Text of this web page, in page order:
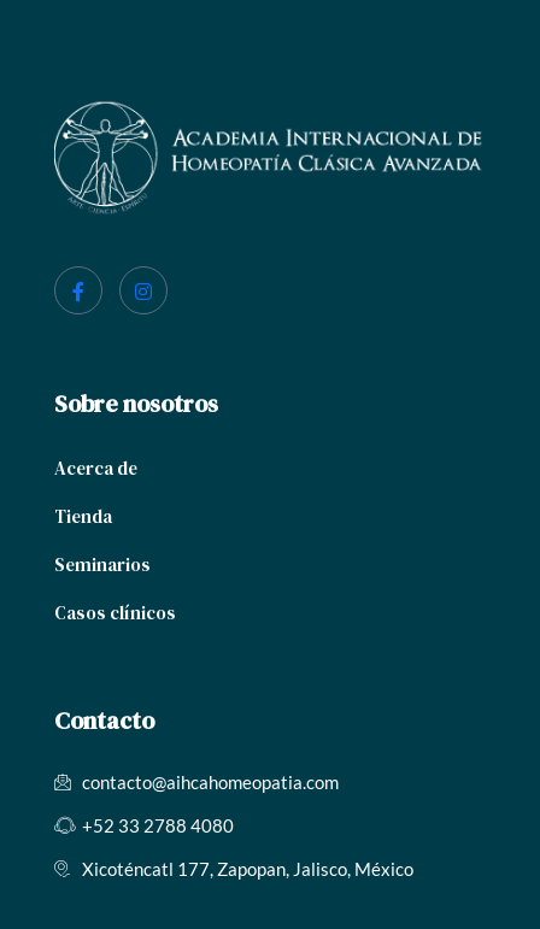
Sobre nosotros
Acerca de
Tienda
Seminarios
Casos clínicos
Contacto
contacto@aihcahomeopatia.com
+52 33 2788 4080
Xicoténcatl 177, Zapopan, Jalisco, México